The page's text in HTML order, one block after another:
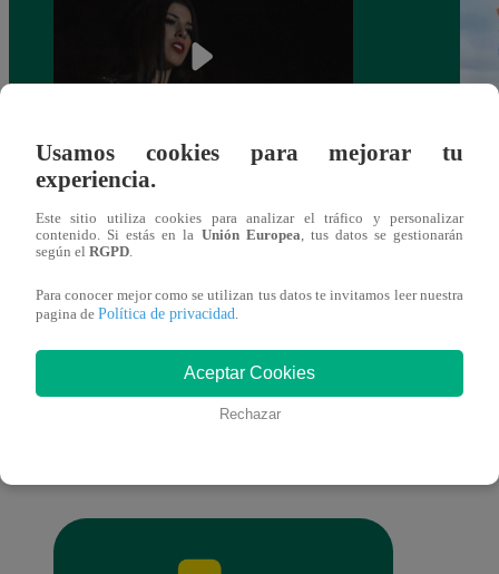
¿Yahaira Plasencia y Maritza Rodríguez
más unidas que nunca?
También te puede
Usamos cookies para mejorar tu
experiencia.
Este sitio utiliza cookies para analizar el tráfico y personalizar
contenido. Si estás en la Unión Europea , tus datos se gestionarán
según el RGPD
Para conocer mejor como se utilizan tus datos te invitamos leer nuestra
pagina de Política de privacidad
Aceptar Cookies
Rechazar